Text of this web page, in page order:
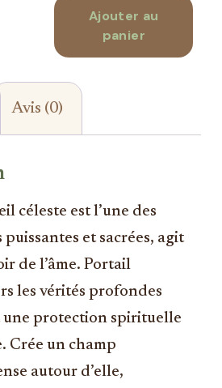
Ajouter au
panier
Avis (0)
céleste est l’une des
et sacrées, agit
de l’âme. Portail
les vérités profondes
protection spirituelle
Crée un champ
autour d’elle,